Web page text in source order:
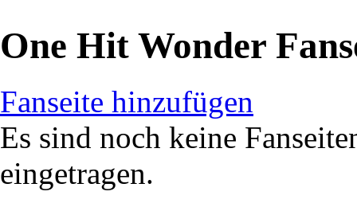
One Hit Wonder
Fanseite hinzufügen
Es sind noch keine
eingetragen.